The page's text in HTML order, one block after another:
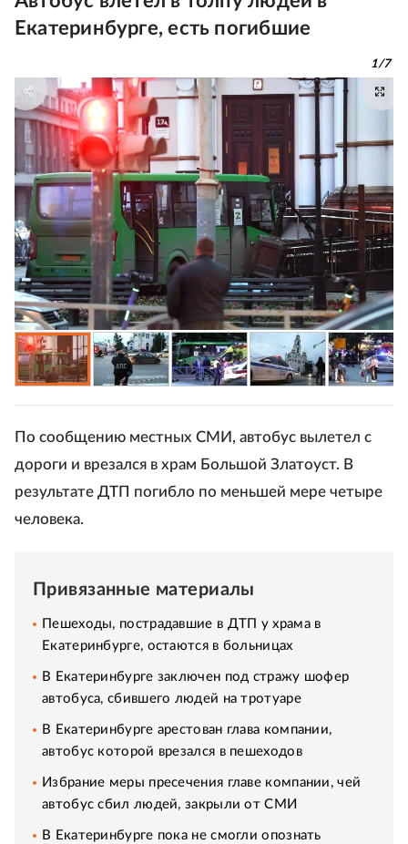
Екатеринбурге, есть погибшие
1/7
По сообщению местных СМИ, автобус вылетел с
дороги и врезался в храм Большой Златоуст. В
результате ДТП погибло по меньшей мере четыре
человека.
Привязанные материалы
Пешеходы, пострадавшие в ДТП у храма в
Екатеринбурге, остаются в больницах
В Екатеринбурге заключен под стражу шофер
автобуса, сбившего людей на тротуаре
В Екатеринбурге арестован глава компании,
автобус которой врезался в пешеходов
Избрание меры пресечения главе компании, чей
автобус сбил людей, закрыли от СМИ
В Екатеринбурге пока не смогли опознать